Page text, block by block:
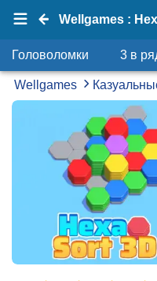
Wellgames :
Головоломки 3 в
Wellgames